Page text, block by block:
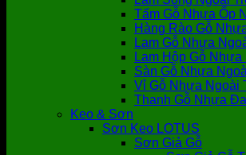
Tấm Gỗ Nhựa Ốp
Hàng Rào Gỗ
Lam Gỗ Nhựa
Lam Hộp Gỗ
Sàn Gỗ Nhựa
Vỉ Gỗ Nhựa Ngoài
Thanh Gỗ Nhựa
Keo & Sơn
Sơn Keo LOTUS
Sơn Giả Gỗ